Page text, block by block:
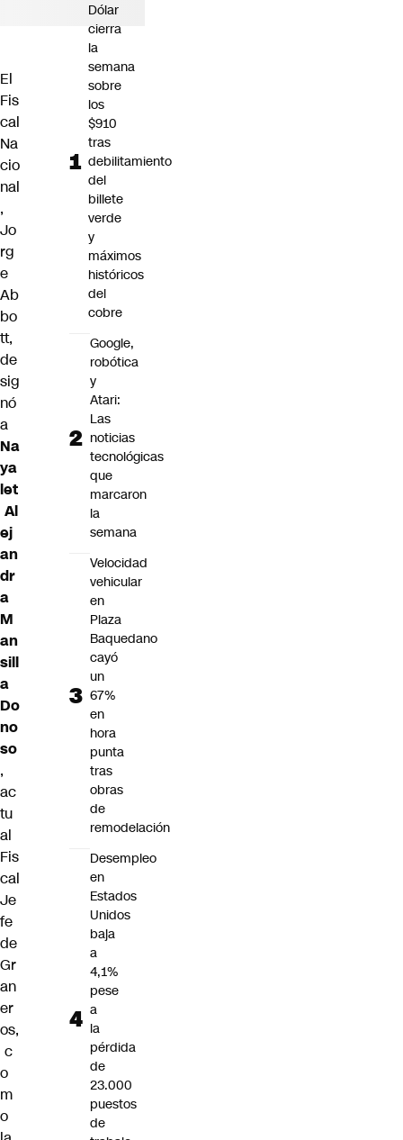
El
Fis
cal
Na
cio
nal
,
Jo
rg
e
Ab
bo
tt,
de
sig
nó
a
Na
ya
let
Al
ej
an
dr
a
M
an
sill
a
Do
no
so
,
ac
tu
al
Fis
cal
Je
fe
de
Gr
an
er
os,
c
o
m
o
Dólar
cierra
la
semana
sobre
los
$910
tras
debilitamiento
del
billete
verde
y
máximos
históricos
del
cobre
Google,
robótica
y
Atari:
Las
noticias
tecnológicas
que
marcaron
la
semana
Velocidad
vehicular
en
Plaza
Baquedano
cayó
un
67%
en
hora
punta
tras
obras
de
remodelación
Desempleo
en
Estados
Unidos
baja
a
4,1%
pese
a
la
pérdida
de
23.000
puestos
de